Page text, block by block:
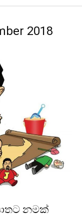
2018
නමක්